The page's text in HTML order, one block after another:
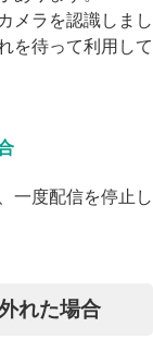
メラを認識しまし
を待って利用して
一度配信を停止し
れた場合